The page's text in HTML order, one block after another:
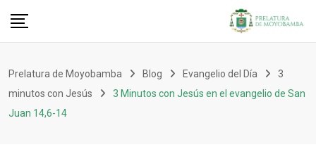
Prelatura de Moyobamba Blog Evangelio del Día
3
minutos con Jesús
3 Minutos con Jesús en el evangelio de San
Juan 14,6-14